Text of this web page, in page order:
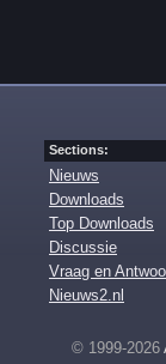
Sections:
Nieuws
Downloads
Top Downloads
Discussie
Vraag en
Nieuws2.nl
© 1999-2026